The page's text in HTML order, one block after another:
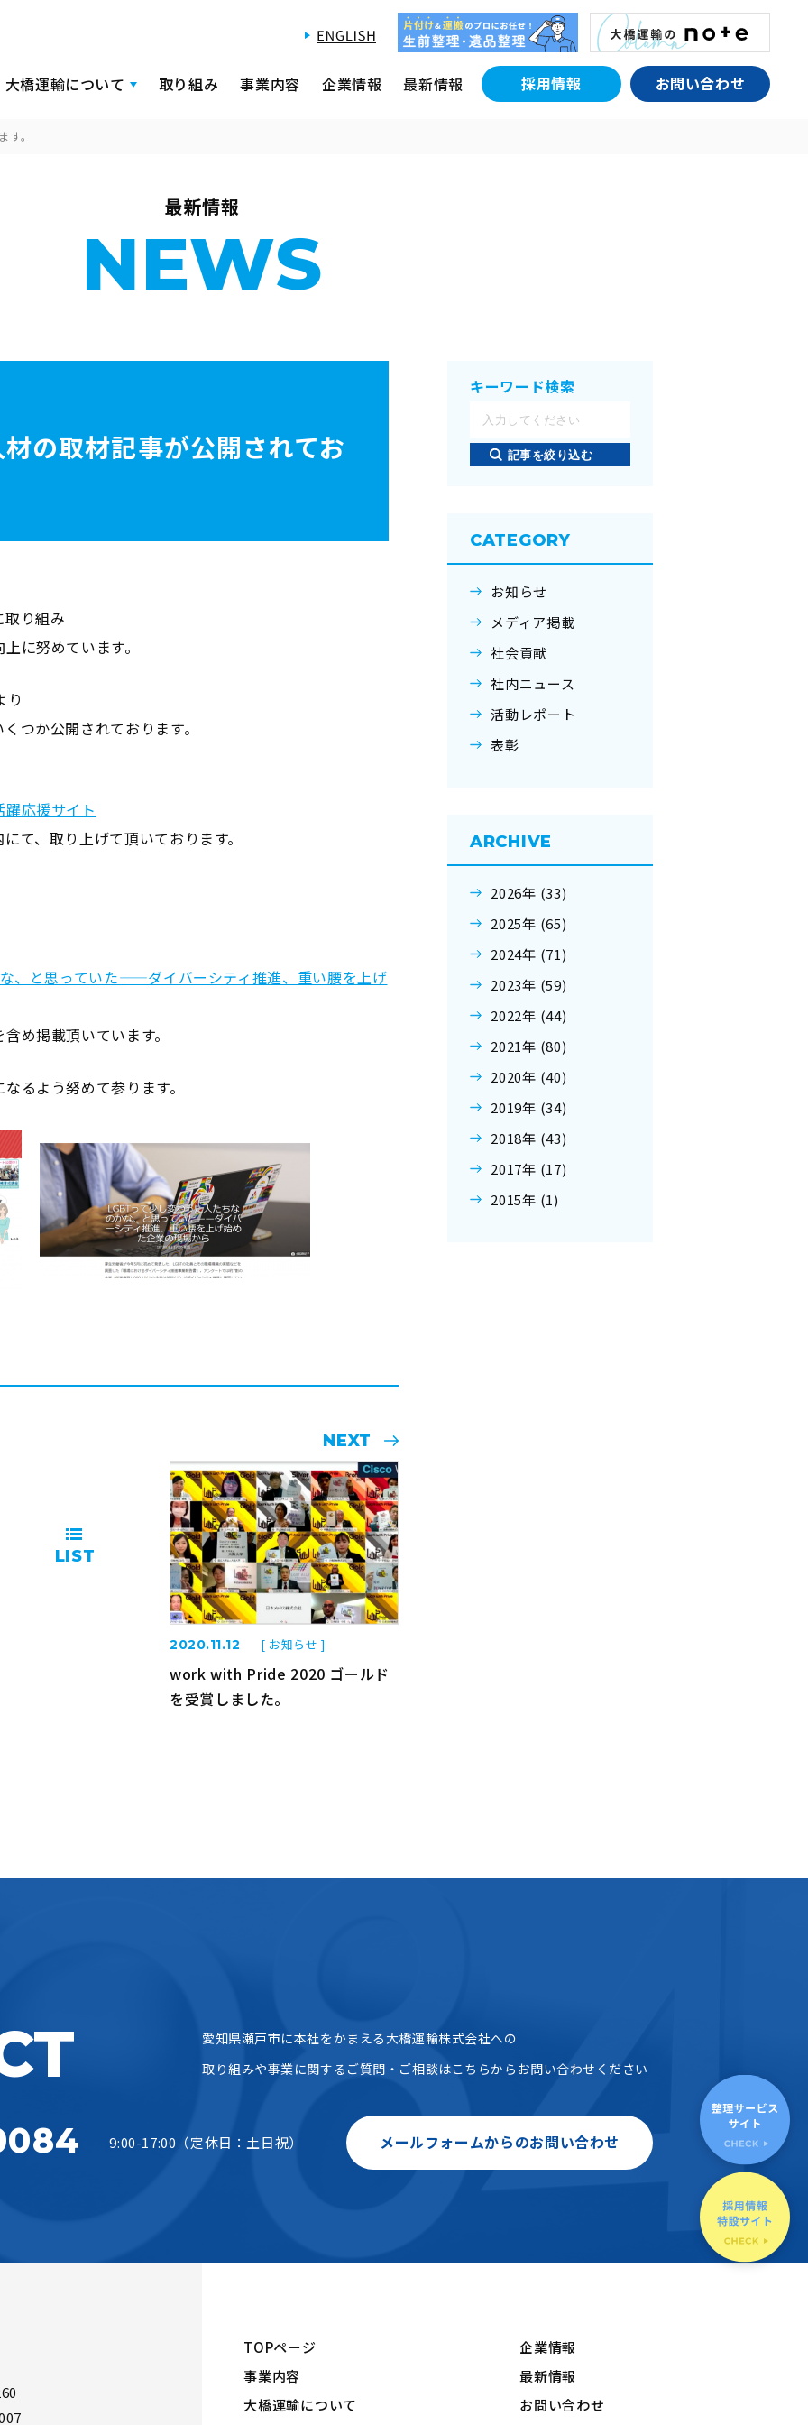
大橋運輸について 取り組み 事業内容 企業情報 最新情報 採用情報 お問い合わせ
。
最新情報
NEWS
の取材記事が公開されてお
り組み
に努めています。
り
つか公開されております。
応援サイト
にて、取り上げて頂いております。
、と思っていた——ダイバーシティ推進、重い腰を上げ
め掲載頂いています。
るよう努めて参ります。
LIST
NEXT
2020.11.12 [ お知らせ ]
work with Pride 2020 ゴールド
を受賞しました。
キーワード検索
記事を絞り込む
CATEGORY
お知らせ
メディア掲載
社会貢献
社内ニュース
活動レポート
表彰
ARCHIVE
2026年 (33)
2025年 (65)
2024年 (71)
2023年 (59)
2022年 (44)
2021年 (80)
2020年 (40)
2019年 (34)
2018年 (43)
2017年 (17)
2015年 (1)
愛知県瀬戸市に本社をかまえる大橋運輸株式会社への
取り組みや事業に関するご質問・ご相談はこちらからお問い合わせください
9:00-17:00（定休日：土日祝） メールフォームからのお問い合わせ
TOPページ
事業内容
大橋運輸について
企業情報
最新情報
お問い合わせ